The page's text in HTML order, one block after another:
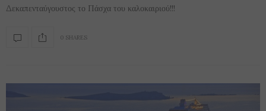
Δεκαπενταύγουστος το Πάσχα του καλοκαιριού!!!
0 SHARES